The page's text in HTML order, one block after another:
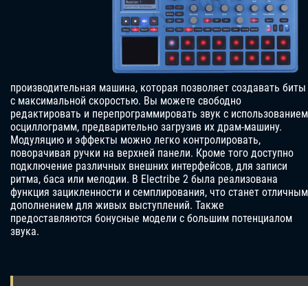
производительная машина, которая позволяет создавать биты
с максимальной скоростью. Вы можете свободно
редактировать и перепрограммировать звук с использованием
осциллограмм, предварительно загрузив их драм-машину.
Модуляцию и эффекты можно легко контролировать,
поворачивая ручки на верхней панели. Кроме того доступно
подключение различных внешних интерфейсов, для записи
ритма, баса или мелодии. В Electribe 2 была реализована
функция зацикленности и семплирования, что станет отличным
дополнением для живых выступлений. Также
предоставляются бонусные модели с большим потенциалом
звука.